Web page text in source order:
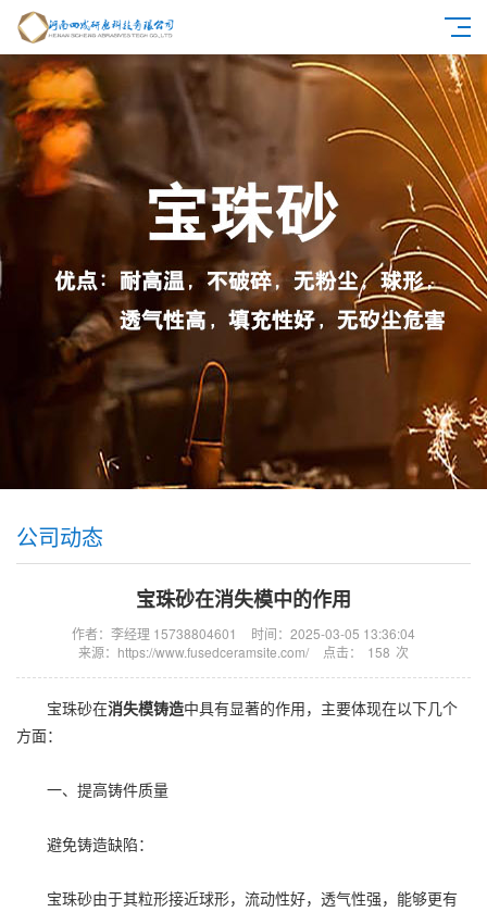
公司动态
宝珠砂在消失模中的作用
作者：李经理 15738804601
时间：2025-03-05 13:36:04
来源：https://www.fusedceramsite.com/
点击： 158 次
宝珠砂在消失模铸造中具有显著的作用，主要体现在以下几个
方面：
一、提高铸件质量
避免铸造缺陷：
宝珠砂由于其粒形接近球形，流动性好，透气性强，能够更有